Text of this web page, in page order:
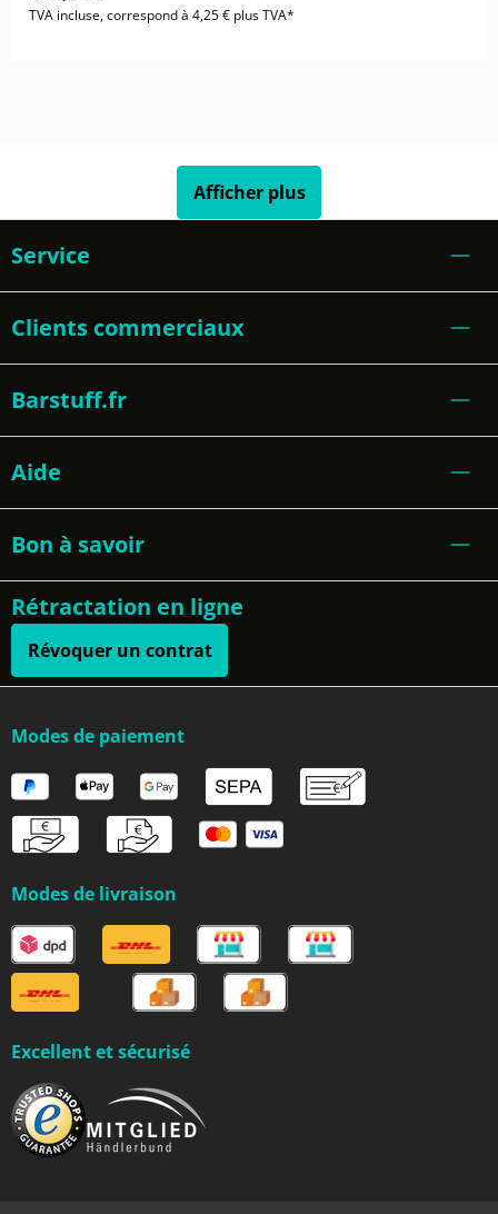
TVA incluse, correspond à 4,25 € plus TVA*
Afficher plus
Service
Clients commerciaux
Barstuff.fr
Aide
Bon à savoir
Rétractation en ligne
Révoquer un contrat
Modes de paiement
Modes de livraison
Excellent et sécurisé